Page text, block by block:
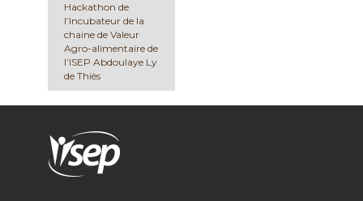
Hackathon de
l’Incubateur de la
chaine de Valeur
Agro-alimentaire de
l’ISEP Abdoulaye Ly
de Thiès